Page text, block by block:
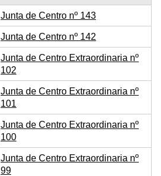
Junta de Centro nº 143
Junta de Centro nº 142
Junta de Centro Extraordinaria nº
102
Junta de Centro Extraordinaria nº
101
Junta de Centro Extraordinaria nº
100
Junta de Centro Extraordinaria nº
99